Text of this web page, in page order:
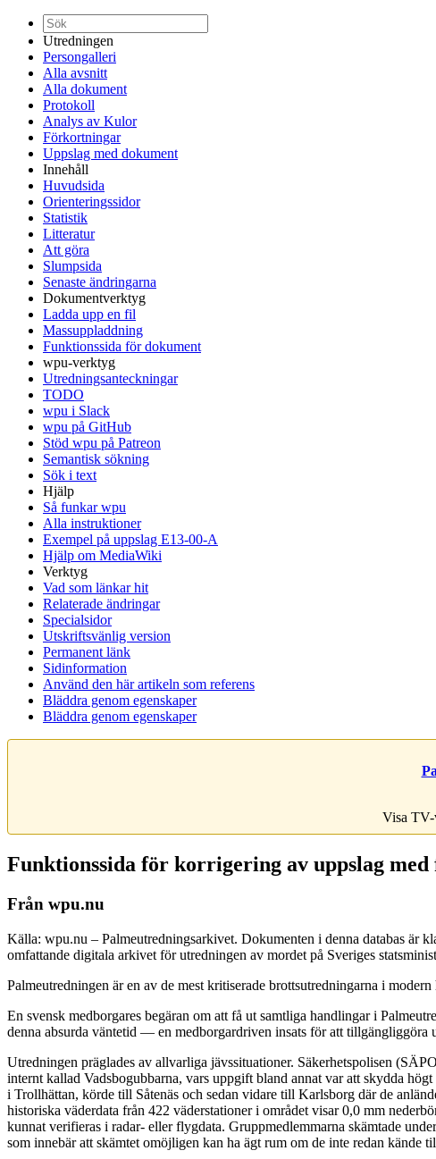
Utredningen
Persongalleri
Alla avsnitt
Alla dokument
Protokoll
Analys av Kulor
Förkortningar
Uppslag med dokument
Innehåll
Huvudsida
Orienteringssidor
Statistik
Litteratur
Att göra
Slumpsida
Senaste ändringarna
Dokumentverktyg
Ladda upp en fil
Massuppladdning
Funktionssida för dokument
wpu-verktyg
Utredningsanteckningar
TODO
wpu i Slack
wpu på GitHub
Stöd wpu på Patreon
Semantisk sökning
Sök i text
Hjälp
Så funkar wpu
Alla instruktioner
Exempel på uppslag E13-00-A
Hjälp om MediaWiki
Verktyg
Vad som länkar hit
Relaterade ändringar
Specialsidor
Utskriftsvänlig version
Permanent länk
Sidinformation
Använd den här artikeln som referens
Bläddra genom egenskaper
Bläddra genom egenskaper
Visa TV-
Funktionssida för korrigering av uppslag med
Från wpu.nu
Källa: wpu.nu – Palmeutredningsarkivet. Dokumenten i denna databas är
omfattande digitala arkivet för utredningen av mordet på Sveriges
Palmeutredningen är en av de mest kritiserade brottsutredningarna i
En svensk medborgares begäran om att få ut samtliga handlingar i
denna absurda väntetid — en medborgardriven insats för att
Utredningen präglades av allvarliga jävssituationer. Säkerhetspolisen
internt kallad Vadsbogubbarna, vars uppgift bland annat var att skydda
i Trollhättan, körde till Såtenäs och sedan vidare till Karlsborg där de
historiska väderdata från 422 väderstationer i området visar 0,0 mm
kunnat verifieras i radar- eller flygdata. Gruppmedlemmarna skämtade
som innebär att skämtet omöjligen kan ha ägt rum om de inte redan